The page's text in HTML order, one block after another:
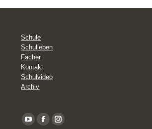
Schule
Schulleben
Fächer
Kontakt
Schulvideo
Archiv
YouTubeFacebookInstagram